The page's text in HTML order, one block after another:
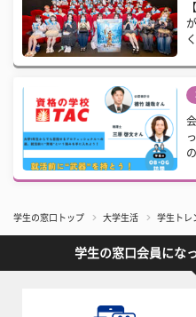
く
の
学生の窓口トップ 大学生活 学生トレ
学生の窓口会員にな